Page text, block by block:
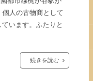
人の古物商として
います。ふたりと
続きを読む